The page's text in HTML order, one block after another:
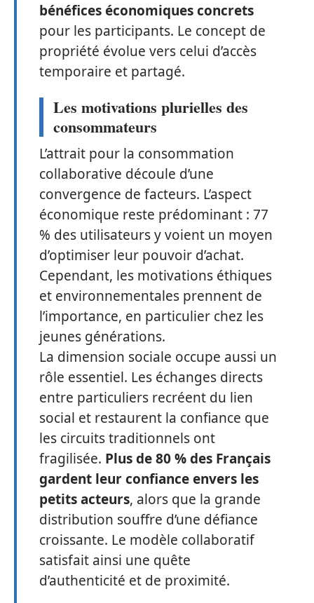
bénéfices économiques concrets
pour les participants. Le concept de
propriété évolue vers celui d’accès
temporaire et partagé.
Les motivations plurielles des
consommateurs
L’attrait pour la consommation
collaborative découle d’une
convergence de facteurs. L’aspect
économique reste prédominant : 77
% des utilisateurs y voient un moyen
d’optimiser leur pouvoir d’achat.
Cependant, les motivations éthiques
et environnementales prennent de
l’importance, en particulier chez les
jeunes générations.
La dimension sociale occupe aussi un
rôle essentiel. Les échanges directs
entre particuliers recréent du lien
social et restaurent la confiance que
les circuits traditionnels ont
fragilisée. Plus de 80 % des Français
gardent leur confiance envers les
petits acteurs, alors que la grande
distribution souffre d’une défiance
croissante. Le modèle collaboratif
satisfait ainsi une quête
d’authenticité et de proximité.